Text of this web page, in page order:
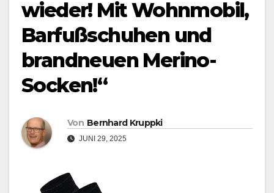
wieder! Mit Wohnmobil,
Barfußschuhen und
brandneuen Merino-
Socken!“
Von Bernhard Kruppki
JUNI 29, 2025